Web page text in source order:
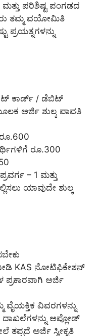
ಪರಿಶಿಷ್ಟ ಪಂಗಡದ
ತಮ್ಮ ವಯೋಮಿತಿ
ಪ್ರಯತ್ನಗಳನ್ನು
ಕಾರ್ಡ್ / ಡೆಬಿಟ್
ಅರ್ಜಿ ಶುಲ್ಕ ಪಾವತಿ
ರೂ.300
– 1 ಮತ್ತು
ಯಾವುದೇ ಶುಲ್ಕ
ನೀಡಿ KAS ನೋಟಿಫಿಕೇಶನ್
ಅರ್ಜಿ
ವಿವರಗಳನ್ನು
ಅಪ್ಲೋಡ್
ಅರ್ಜಿ ಸ್ವೀಕೃತಿ